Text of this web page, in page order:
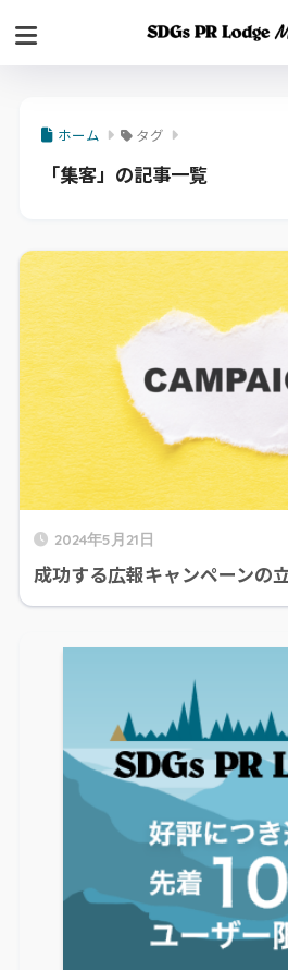
ホーム タグ
「集客」の記事一覧
2024年5月21日
成功する広報キャンペーンの